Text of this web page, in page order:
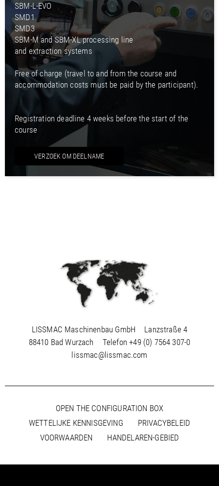
SBM-L-EVO
SMD1
SMD3
SBM-M and SBM-XL processing line
and extraction systems
Free of charge (travel to and from the course and
accommodation costs must be paid by the participant).
Registration deadline 4 weeks before the start of the
course
VERZOEK OM DEELNAME
LISSMAC Maschinenbau GmbH
Lanzstraße 4
88410 Bad Wurzach
Telefon+49 (0) 7564 307-0
lissmac@lissmac.com
OPEN THE CONFIGURATION BOX
WETTELIJKE KENNISGEVING
PRIVACYBELEID
VOORWAARDEN
HANDELAREN-GEBIED